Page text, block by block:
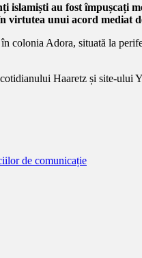
islamiști au fost împușcați
virtutea unui acord mediat
colonia Adora, situată la
Haaretz și site-ului
de comunicație